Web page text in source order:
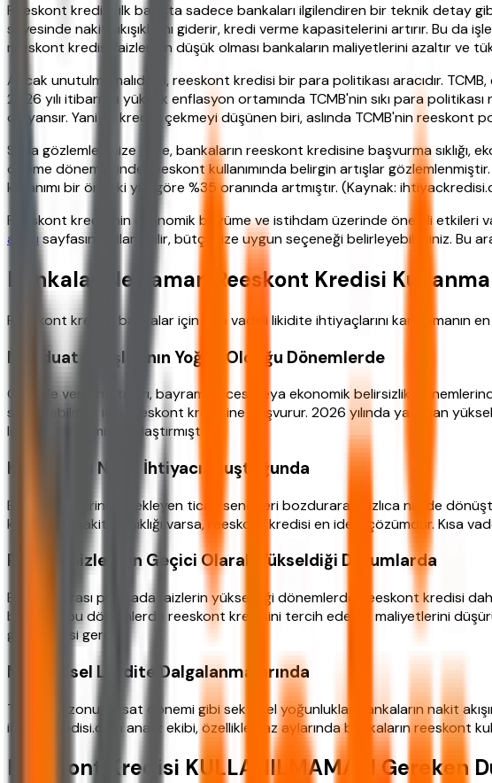
Reeskont kredisi, ilk bakışta sadece bankaları ilgilendiren bir teknik detay
sayesinde nakit sıkışıklığını giderir, kredi verme kapasitelerini artırır. Bu da
reeskont kredisi faizlerinin düşük olması bankaların maliyetlerini azaltır ve
Ancak unutulmamalıdır ki, reeskont kredisi bir para politikası aracıdır.
2026 yılı itibarıyla yüksek enflasyon ortamında TCMB'nin sıkı para
de yansır. Yani ev kredisi çekmeyi düşünen biri, aslında TCMB'nin reeskont
Saha gözlemlerimize göre, bankaların reeskont kredisine başvurma sıklığı,
ödeme dönemlerinde reeskont kullanımında belirgin artışlar
kullanımı bir önceki yıla göre %35 oranında artmıştır. (Kaynak:
Reeskont kredisinin ekonomik büyüme ve istihdam üzerinde önemli etkileri
aracı sayfasını kullanabilir, bütçenize uygun seçeneği belirleyebilirsiniz. Bu
Bankalar Ne Zaman Reeskont Kredisi
Reeskont kredisi, bankalar için kısa vadeli likidite ihtiyaçlarını karşılamanın
Mevduat Çıkışlarının Yoğun Olduğu Dönemlerde
Özellikle vergi haftaları, bayram öncesi veya ekonomik belirsizlik
sürdürebilmek için reeskont kredisine başvurur. 2026 yılında yaşanan
likidite yönetimini zorlaştırmıştır.
Kısa Vadeli Nakit İhtiyacı Oluştuğunda
Bankalar, ellerinde bekleyen ticari senetleri bozdurarak hızlıca nakde
kasasında nakit sıkışıklığı varsa, reeskont kredisi en ideal çözümdür.
Piyasa Faizlerinin Geçici Olarak Yükseldiği Durumlarda
Bankalararası piyasada faizlerin yükseldiği dönemlerde, reeskont kredisi
bankalar bu dönemlerde reeskont kredisini tercih ederek maliyetlerini
geliştirmesi gerekir.
Mevsimsel Likidite Dalgalanmalarında
Turizm sezonu, hasat dönemi gibi sektörel yoğunluklar bankaların nakit
ihtiyackredisi.com analiz ekibi, özellikle yaz aylarında bankaların reeskont
Reeskont Kredisi KULLANILMAMASI Gereken